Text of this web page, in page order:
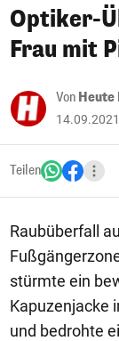
Optiker-
Frau mit
Von Heute
Teilen
Raubüberfall
stürmte ein
Kapuzenjacke
und bedrohte